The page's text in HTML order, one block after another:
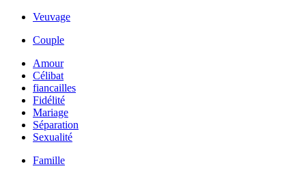
Veuvage
Couple
Amour
Célibat
fiancailles
Fidélité
Mariage
Séparation
Sexualité
Famille